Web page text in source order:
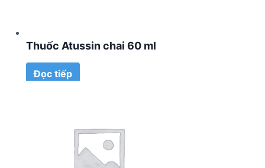
Thuốc Atussin chai 60 ml
Đọc tiếp